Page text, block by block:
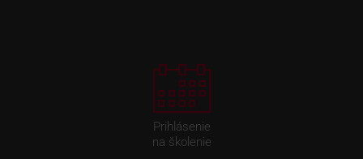
Prihlásenie
na školenie